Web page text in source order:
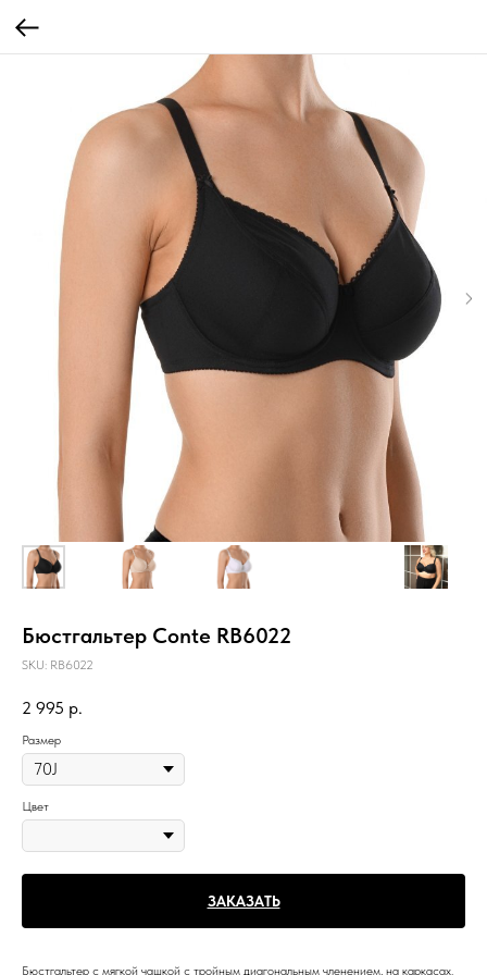
Бюстгальтер Conte RB6022
SKU: RB6022
2 995 р.
Размер
Цвет
ЗАКАЗАТЬ
Бюстгальтер с мягкой чашкой с тройным диагональным членением, на каркасах.